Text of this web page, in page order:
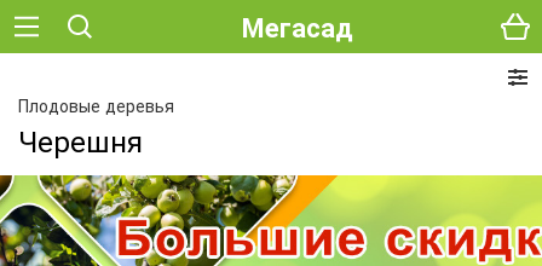
Мегасад
Плодовые деревья
Черешня